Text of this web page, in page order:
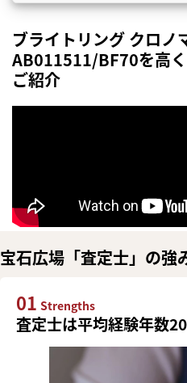
ブライトリング クロノ
AB011511/BF70を高
ご紹介
宝石広場「査定士」の強
01 Strengths
査定士は平均経験年数